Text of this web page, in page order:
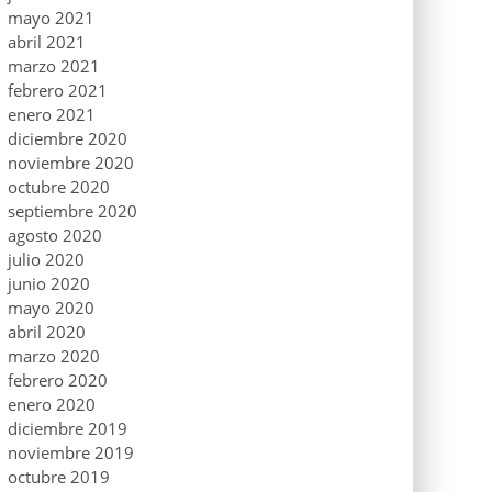
mayo 2021
abril 2021
marzo 2021
febrero 2021
enero 2021
diciembre 2020
noviembre 2020
octubre 2020
septiembre 2020
agosto 2020
julio 2020
junio 2020
mayo 2020
abril 2020
marzo 2020
febrero 2020
enero 2020
diciembre 2019
noviembre 2019
octubre 2019